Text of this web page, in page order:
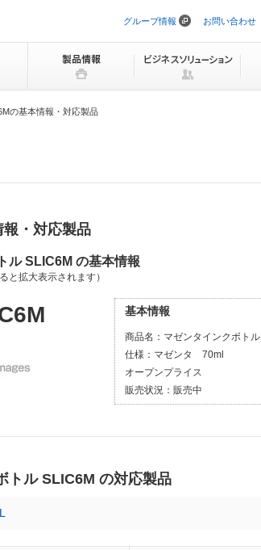
ビ
ョ
グループ情報 お問い合わせ
の基本情報・対応製品
・対応製品
ル SLIC6M の基本情報
と拡大表示されます）
基本情報
商品名： マゼンタインクボトル
仕様： マゼンタ 70ml
オープンプライス
販売状況： 販売中
トル SLIC6M の対応製品